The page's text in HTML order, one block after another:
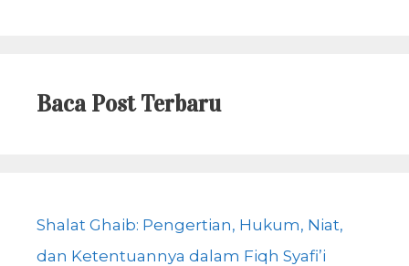
Baca Post Terbaru
Shalat Ghaib: Pengertian, Hukum, Niat,
dan Ketentuannya dalam Fiqh Syafi’i